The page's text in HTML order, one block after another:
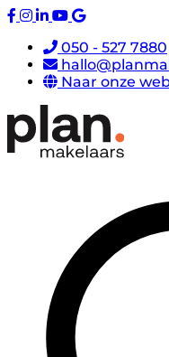
050 - 527 7880
Naar onze